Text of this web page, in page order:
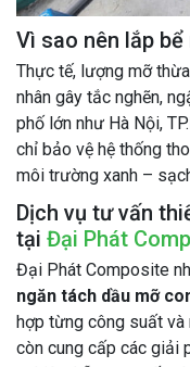
Vì sao nên lắp
Thực tế, lượng mỡ
nhân gây tắc nghẽn,
phố lớn như Hà Nội,
chỉ bảo vệ hệ thống
môi trường xanh –
Dịch vụ tư vấn
tại Đại Phát
Đại Phát Composite
ngăn tách dầu mỡ
hợp từng công suất và
còn cung cấp các giải